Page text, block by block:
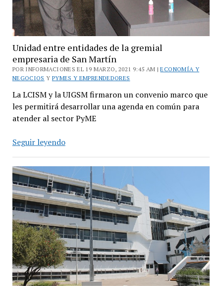
Unidad entre entidades de la gremial
empresaria de San Martín
POR INFORMACIONES EL 19 MARZO, 2021 9:45 AM |ECONOMÍA Y
NEGOCIOS Y PYMES Y EMPRENDEDORES
La LCISM y la UIGSM firmaron un convenio marco que
les permitirá desarrollar una agenda en común para
atender al sector PyME
Seguir leyendoUnidad
entidades
de
la
gremial
empresaria
de
San
Martín